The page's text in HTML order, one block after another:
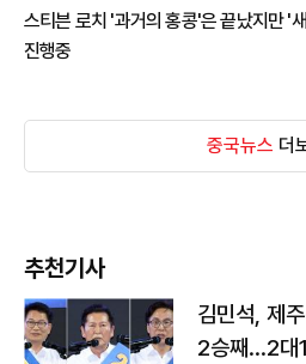
스티븐 로치 '과거의 홍콩'은 끝났지만 '
진행중
중국뉴스 더
추천기사
김민석, 제
2승째…2대